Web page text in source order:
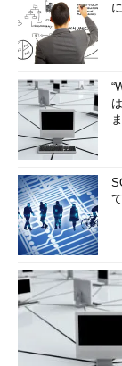
画面7ポリ
する。エラ
Windows 10 バー
17763.55）の
ました。
は、Windows 10